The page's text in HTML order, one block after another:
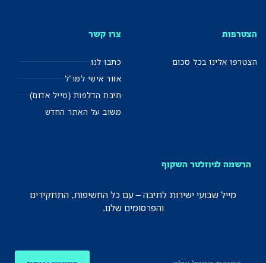
הצטרפות
הצטרפו אלינו בכל סכום
צרו קשר
כתבו לנו
אזור אישי למו"ל
תיבת הדלפות (מייל אדום)
משוב על האתר החדש
הרשמה לניוזלטר השקוף
מייל שבועי ישירות לתיבה – עם כל החשיפות, התחקירים
והפרסומים שלנו.